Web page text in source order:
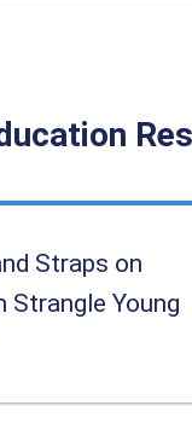
Straps on
Strangle Young